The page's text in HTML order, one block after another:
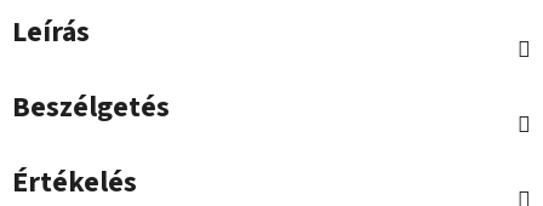
Leírás
Beszélgetés
Értékelés